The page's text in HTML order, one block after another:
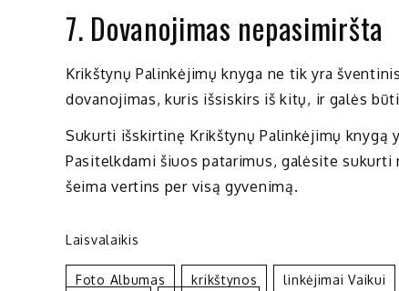
7. Dovanojimas nepasimiršta
Krikštynų Palinkėjimų knyga ne tik yra
dovanojimas, kuris išsiskirs iš kitų, ir galės
Sukurti išskirtinę Krikštynų Palinkėjimų knygą
Pasitelkdami šiuos patarimus, galėsite
šeima vertins per visą gyvenimą.
Laisvalaikis
Foto Albumas Krikštynos Linkėjimai Vaikui